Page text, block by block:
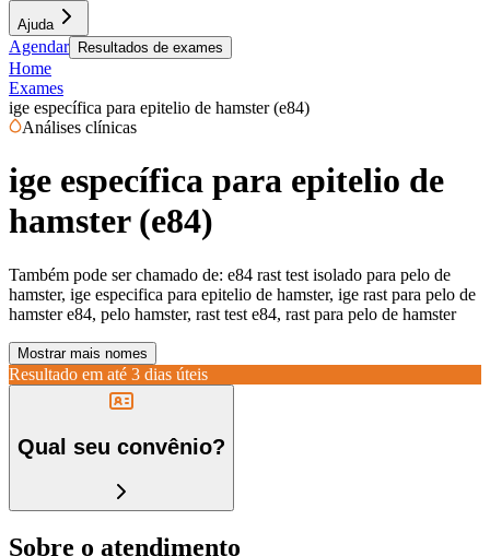
Ajuda
Agendar Resultados de exames
Home
Exames
ige específica para epitelio de hamster (e84)
Análises clínicas
ige específica para epitelio de
hamster (e84)
Também pode ser chamado de: e84 rast test isolado para pelo de
hamster, ige especifica para epitelio de hamster, ige rast para pelo de
hamster e84, pelo hamster, rast test e84, rast para pelo de hamster
Mostrar mais nomes
Resultado em até 3 dias úteis
Qual seu convênio?
Sobre o atendimento